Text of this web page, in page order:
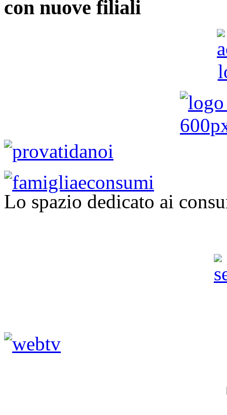
con nuove filiali
Lo spazio dedicato ai